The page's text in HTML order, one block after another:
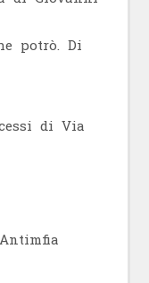
potrò. Di
di Via